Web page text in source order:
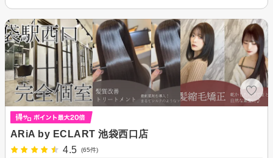
ARiA by ECLART 池袋西口店
4.5
(65件)